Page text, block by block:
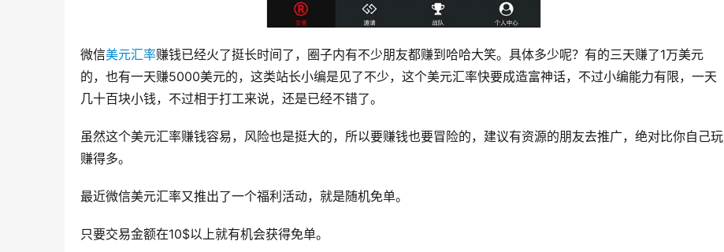
微信美元汇率赚钱已经火了挺长时间了，圈子内有不少朋友都赚到哈哈大笑。具体多少呢？有的三天赚了1万美元
的，也有一天赚5000美元的，这类站长小编是见了不少，这个美元汇率快要成造富神话，不过小编能力有限，一天
几十百块小钱，不过相于打工来说，还是已经不错了。
虽然这个美元汇率赚钱容易，风险也是挺大的，所以要赚钱也要冒险的，建议有资源的朋友去推广，绝对比你自己玩
赚得多。
最近微信美元汇率又推出了一个福利活动，就是随机免单。
只要交易金额在10$以上就有机会获得免单。